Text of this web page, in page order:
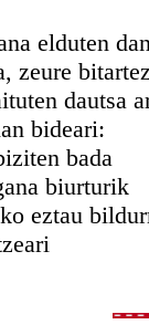
elduten
zeure
dautsa
bideari:
bada
biurturik
eztau